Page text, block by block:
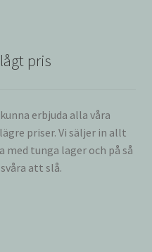
pris
erbjuda alla våra
priser. Vi säljer in allt
tunga lager och på så
att slå.